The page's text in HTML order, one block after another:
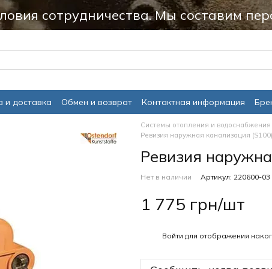
сотрудничества. Мы составим
и доставка Обмен и возврат Контактная информация
Системы отопления и водоснабжения
Ревизия наружная канализация (S100)
Ревизия
Нет в наличии Артикул: 220600-03
1 775 грн/шт
Войти для отображения